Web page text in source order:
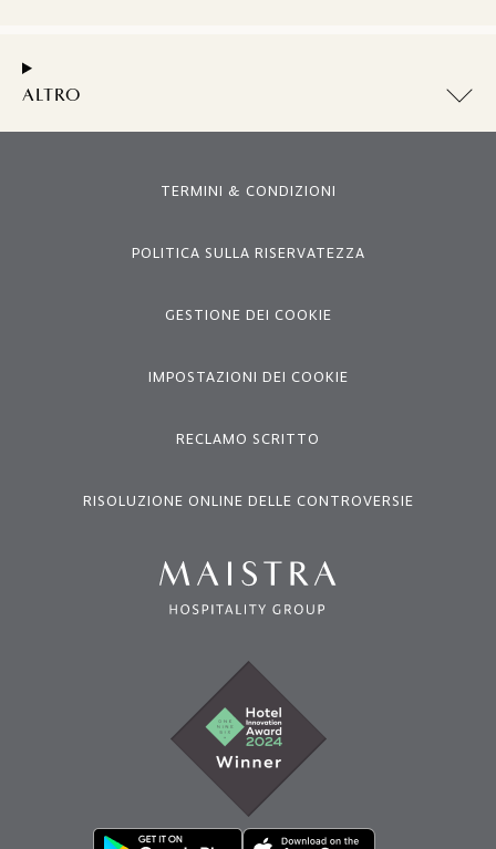
ALTRO
TERMINI & CONDIZIONI
POLITICA SULLA RISERVATEZZA
GESTIONE DEI COOKIE
IMPOSTAZIONI DEI COOKIE
RECLAMO SCRITTO
RISOLUZIONE ONLINE DELLE CONTROVERSIE